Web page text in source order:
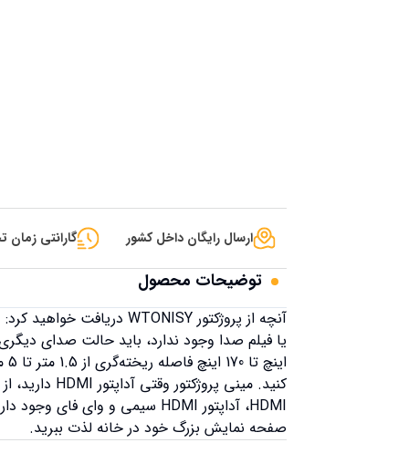
ارسال رایگان داخل کشور گارانتی زمان
توضیحات محصول
صفحه نمایش بزرگ خود در خانه لذت ببرید.